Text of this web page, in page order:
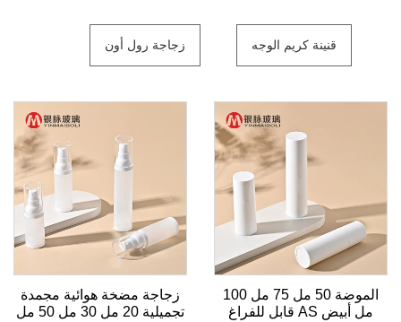
قنينة كريم الوجه زجاجة رول أون
الموضة 50 مل 75 مل 100
مل أبيض AS قابل للفراغ
زجاجة مضخة هوائية مجمدة
تجميلية 20 مل 30 مل 50 مل